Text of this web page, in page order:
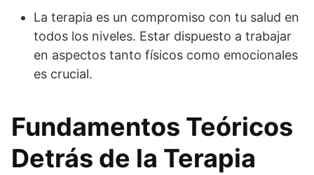
La terapia es un compromiso con tu salud en
todos los niveles. Estar dispuesto a trabajar
en aspectos tanto físicos como emocionales
es crucial.
Fundamentos Teóricos
Detrás de la Terapia